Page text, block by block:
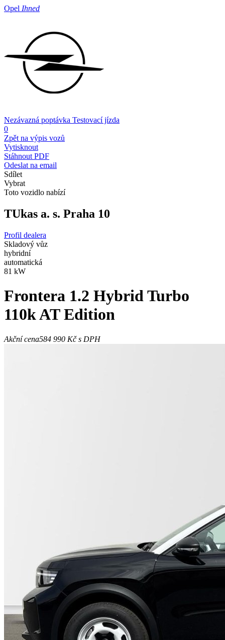
Opel Ihned
Nezávazná poptávka Testovací jízda
0
Zpět na výpis vozů
Vytisknout
Stáhnout PDF
Odeslat na email
Sdílet
Vybrat
Toto vozidlo nabízí
TUkas a. s. Praha 10
Profil dealera
Skladový vůz
hybridní
automatická
81 kW
Frontera 1.2 Hybrid Turbo
110k AT Edition
Akční cena584 990 Kčs DPH